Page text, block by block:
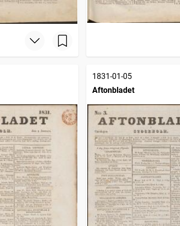
1831-01-05
Aftonbladet